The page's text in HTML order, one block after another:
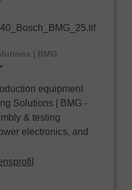
| BMG
equipment
Solutions | BMG -
& testing
electronics, and